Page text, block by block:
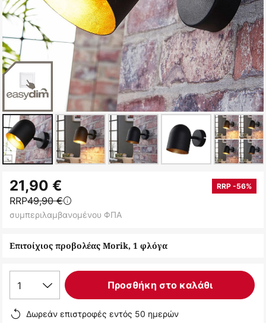
στην
αρχή
της
εικόνων
Επιτοίχιος προβολέας Morik, 1 φλόγα
21,90 € RRP -56%
RRP49,90 €
συμπεριλαμβανομένου ΦΠΑ
1 Προσθήκη στο καλάθι
Δωρεάν επιστροφές εντός 50 ημερών